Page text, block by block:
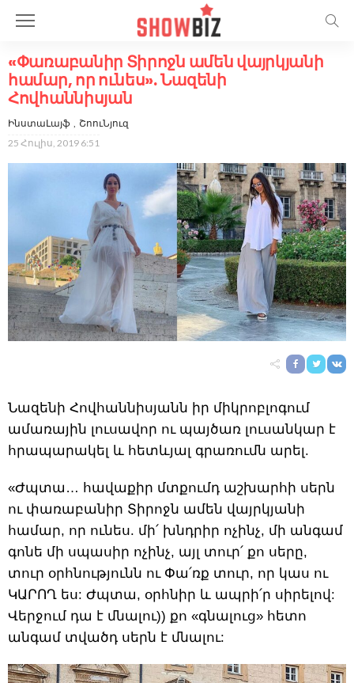
«Փառաբանիր Տիրոջն ամեն վայրկյանի
համար, որ ունես». Նազենի
Հովհաննիսյան
ԻնստաԼայֆ
ՇոուՆյուզ
25 Հուլիս, 2019 6:51
Նազենի Հովհաննիսյանն իր միկրոբլոգում
ամառային լուսավոր ու պայծառ լուսանկար է
հրապարակել և հետևյալ գրառումն արել.
«Ժպտա… հավաքիր մտքումդ աշխարհի սերն
ու փառաբանիր Տիրոջն ամեն վայրկյանի
համար, որ ունես. մի՛ խնդրիր ոչինչ, մի անգամ
գոնե մի սպասիր ոչինչ, այլ տուր՛ քո սերը,
տուր օրհնությունն ու Փա՛ռք տուր, որ կաս ու
ԿԱՐՈՂ ես: Ժպտա, օրհնիր և ապրի՛ր սիրելով:
Վերջում դա է մնալու)) քո «գնալուց» հետո
անգամ տվածդ սերն է մնալու: